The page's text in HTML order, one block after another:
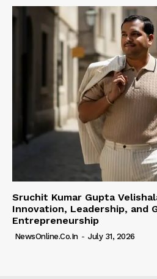
Sruchit Kumar Gupta
Innovation, Leadership, and
Entrepreneurship
NewsOnline.co.in - July 31, 2026